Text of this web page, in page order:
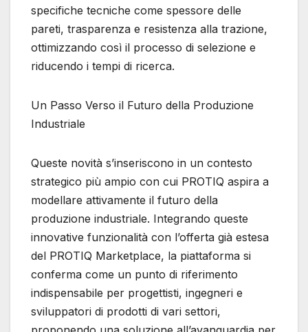
specifiche tecniche come spessore delle
pareti, trasparenza e resistenza alla trazione,
ottimizzando così il processo di selezione e
riducendo i tempi di ricerca.
Un Passo Verso il Futuro della Produzione
Industriale
Queste novità s’inseriscono in un contesto
strategico più ampio con cui PROTIQ aspira a
modellare attivamente il futuro della
produzione industriale. Integrando queste
innovative funzionalità con l’offerta già estesa
del PROTIQ Marketplace, la piattaforma si
conferma come un punto di riferimento
indispensabile per progettisti, ingegneri e
sviluppatori di prodotti di vari settori,